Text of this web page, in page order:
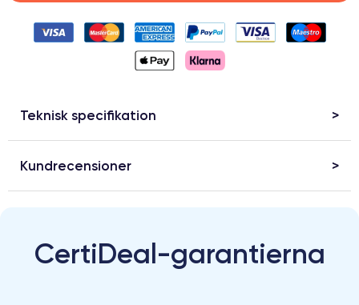
Teknisk specifikation
Kundrecensioner
CertiDeal-garantierna